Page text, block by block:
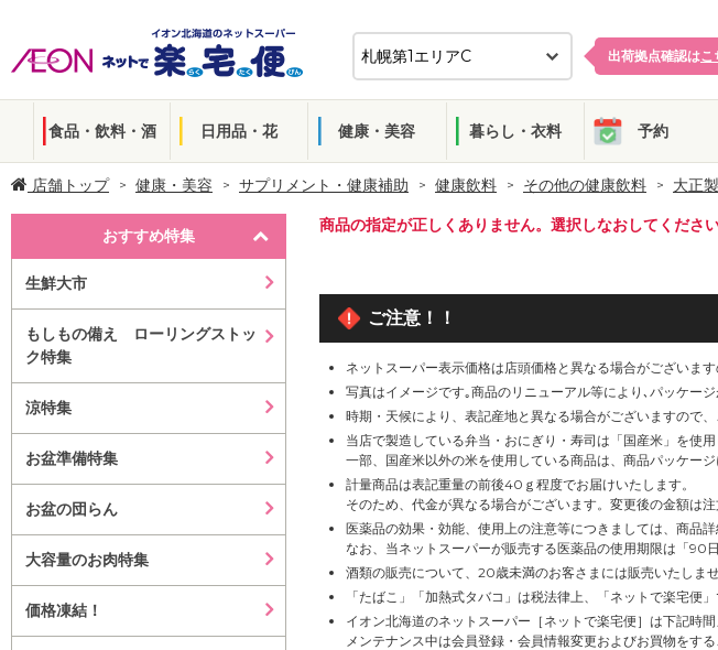
出荷拠点確認はこ
食品・飲料・酒 日用品・花 健康・美容 暮らし・衣料 予約
店舗トップ 健康・美容 サプリメント・健康補助 健康飲料 その他の健康飲料 大正
おすすめ特集
生鮮大市
もしもの備え ローリングストッ
ク特集
涼特集
お盆準備特集
お盆の団らん
大容量のお肉特集
価格凍結！
商品の指定が正しくありません。選択しなおしてください
ご注意！！
ネットスーパー表示価格は店頭価格と異なる場合がございます
写真はイメージです｡商品のリニューアル等により､パッケー
時期・天候により、表記産地と異なる場合がございますので、
当店で製造している弁当・おにぎり・寿司は「国産米」を使用
一部、国産米以外の米を使用している商品は、商品パッケージ
計量商品は表記重量の前後40ｇ程度でお届けいたします。
そのため、代金が異なる場合がございます。変更後の金額は
医薬品の効果・効能、使用上の注意等につきましては、商品詳
なお、当ネットスーパーが販売する医薬品の使用期限は「90日
酒類の販売について、20歳未満のお客さまには販売いたしませ
「たばこ」「加熱式タバコ」は税法律上、「ネットで楽宅便
イオン北海道のネットスーパー［ネットで楽宅便］は下記時
メンテナンス中は会員登録・会員情報変更およびお買物をする